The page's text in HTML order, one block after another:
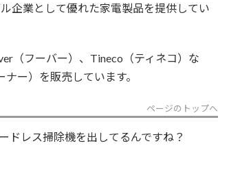
企業として優れた家電製品を提供してい
（フーバー）、Tineco（ティネコ）な
ー）を販売しています。
ページのトップへ
ドレス掃除機を出してるんですね？